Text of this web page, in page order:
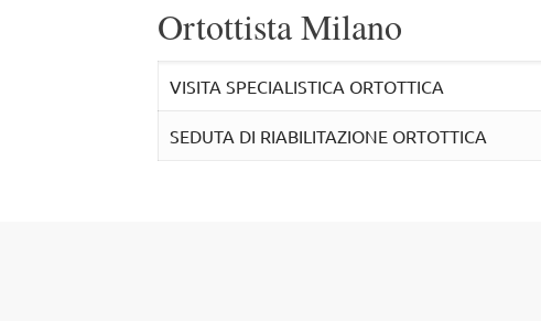
Ortottista Milano
VISITA SPECIALISTICA ORTOTTICA
SEDUTA DI RIABILITAZIONE ORTOTTICA